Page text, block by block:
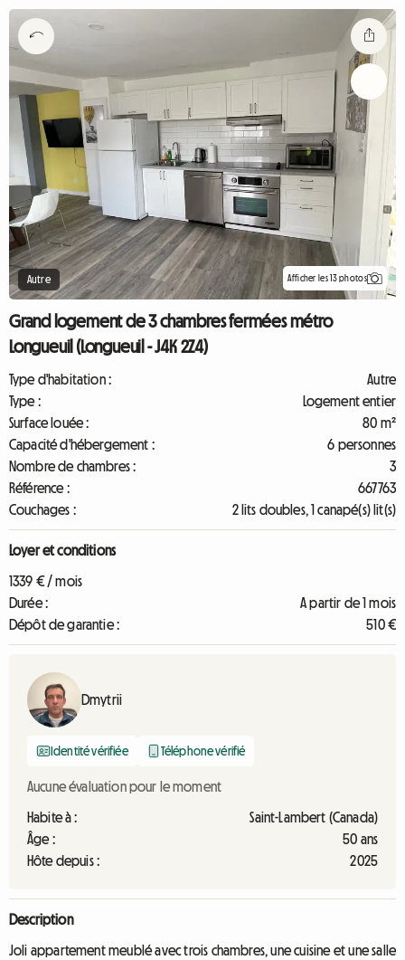
Autre Afficher les 13 photos
Grand logement de 3 chambres fermées métro
Longueuil (Longueuil - J4K 2Z4)
Type d'habitation :
Autre
Type :
Logement entier
Surface louée :
80 m²
Capacité d'hébergement :
6 personnes
Nombre de chambres :
3
Référence :
667763
Couchages :
2 lits doubles, 1 canapé(s) lit(s)
Loyer et conditions
1339 € / mois
Durée :
A partir de 1 mois
Dépôt de garantie :
510 €
Dmytrii
Identité vérifiée Téléphone vérifié
Aucune évaluation pour le moment
Habite à :
Saint-Lambert (Canada)
Âge :
50 ans
Hôte depuis :
2025
Description
Joli appartement meublé avec trois chambres, une cuisine et une salle